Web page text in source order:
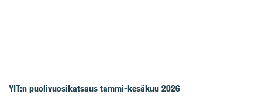
YIT:n puolivuosikatsaus tammi-kesäkuu 2026